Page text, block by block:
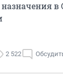
2 522